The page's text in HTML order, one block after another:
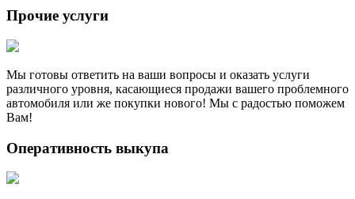
Прочие услуги
Мы готовы ответить на ваши вопросы и оказать услуги
различного уровня, касающиеся продажи вашего проблемного
автомобиля или же покупки нового! Мы с радостью поможем
Вам!
Оперативность выкупа